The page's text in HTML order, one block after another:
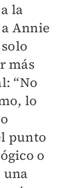
la
Annie
más
“No
lo
punto
o
una